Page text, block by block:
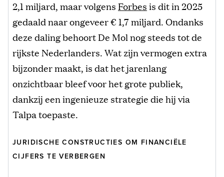
2,1 miljard, maar volgens Forbesis dit in 2025
gedaald naar ongeveer € 1,7 miljard. Ondanks
deze daling behoort De Mol nog steeds tot de
rijkste Nederlanders. Wat zijn vermogen extra
bijzonder maakt, is dat het jarenlang
onzichtbaar bleef voor het grote publiek,
dankzij een ingenieuze strategie die hij via
Talpa toepaste.
JURIDISCHE CONSTRUCTIES OM FINANCIËLE
CIJFERS TE VERBERGEN